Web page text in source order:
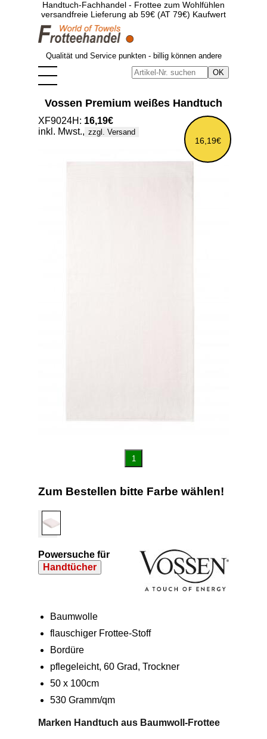
Handtuch-Fachhandel - Frottee zum Wohlfühlen
versandfreie Lieferung ab 59€ (AT 79€) Kaufwert
Qualität und Service punkten - billig können andere
Vossen Premium weißes Handtuch
16,19€
XF9024H: 16,19€
inkl. Mwst., zzgl. Versand
1
Zum Bestellen bitte Farbe wählen!
Powersuche für
Handtücher
Baumwolle
flauschiger Frottee-Stoff
Bordüre
pflegeleicht, 60 Grad, Trockner
50 x 100cm
530 Gramm/qm
Marken Handtuch aus Baumwoll-Frottee